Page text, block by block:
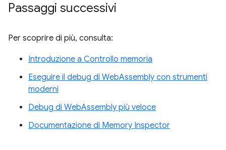
Passaggi successivi
Per scoprire di più, consulta:
Introduzione a Controllo memoria
Eseguire il debug di WebAssembly con strumenti
moderni
Debug di WebAssembly più veloce
Documentazione di Memory Inspector